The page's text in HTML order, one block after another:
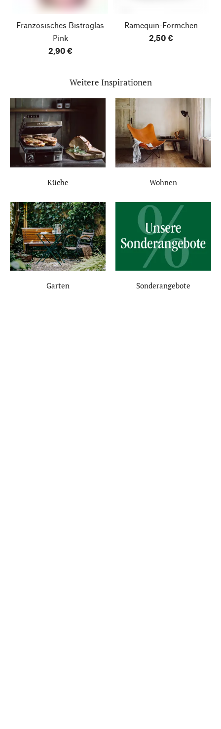
Französisches Bistroglas
Pink
2,90 €
Ramequin-Förmchen
2,50 €
Weitere Inspirationen
Küche Wohnen
Garten Sonderangebote